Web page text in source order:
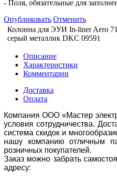
- Поля, обязательные для
Опубликовать Отменить
Колонна для ЭУИ In-liner Aero
серый металлик DKC 09591
Описание
Характеристики
Комментарии
Доставка
Оплата
Компания ООО «Мастер
условия сотрудничества.
система скидок и
нашу компанию отличным
розничных покупателей.
Заказ можно забрать
адресу: